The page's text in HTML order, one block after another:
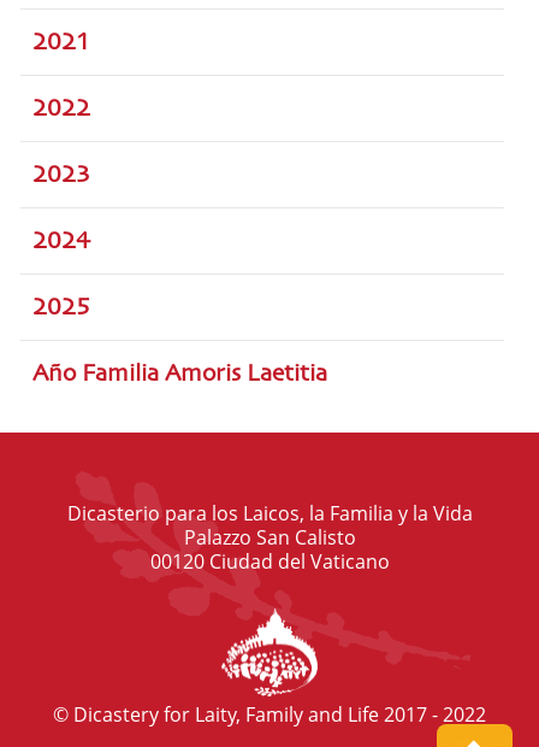
2021
2022
2023
2024
2025
Año Familia Amoris Laetitia
Dicasterio para los Laicos, la Familia y la Vida
Palazzo San Calisto
00120 Ciudad del Vaticano
© Dicastery for Laity, Family and Life 2017 - 2022